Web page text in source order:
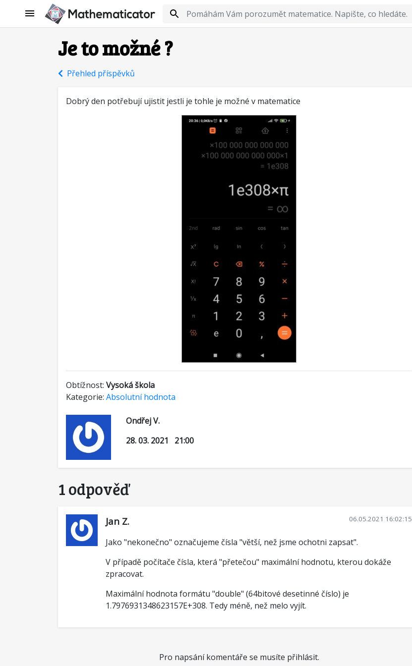
Je to možné ?
Přehled příspěvků
Dobrý den potřebují ujistit jestli je tohle je možné v matematice
Obtížnost: Vysoká škola
Kategorie: Absolutní hodnota
Ondřej V.
28. 03. 2021 21:00
1 odpověď
Jan Z. 06.05.2021 16:02:15
Jako "nekonečno" označujeme čísla "větší, než jsme ochotni zapsat".
V případě počítače čísla, která "přetečou" maximální hodnotu, kterou dokáže
zpracovat.
Maximální hodnota formátu "double" (64bitové desetinné číslo) je
1.7976931348623157E+308. Tedy méně, než melo vyjít.
Pro napsání komentáře se musíte přihlásit.